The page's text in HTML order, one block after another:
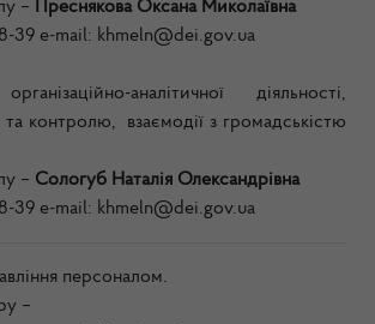
–
Преснякова Оксана Миколаївна
39 e-mail: khmeln@dei.gov.ua
аналітичної діяльності,
контролю, взаємодії з громадськістю
– Сологуб Наталія Олександрівна
39 e-mail: khmeln@dei.gov.ua
персоналом.
–